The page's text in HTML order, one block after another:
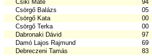
Csiki Máté
94
Csörgő Balázs
05
Csörgő Kata
00
Csörgő Terka
00
Dabronaki Dávid
97
Damó Lajos Rajmund
69
Debreczeni Tamás
83